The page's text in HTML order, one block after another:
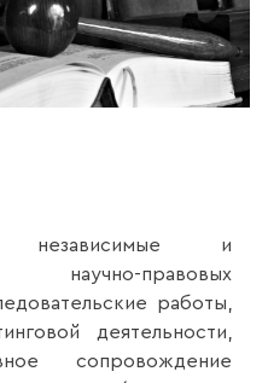
независимые и
научно-правовых
работы,
деятельности,
сопровождение